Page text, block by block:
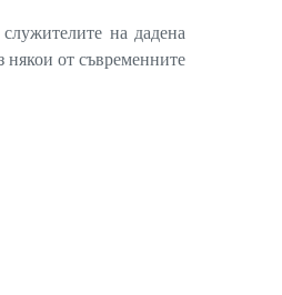
на дадена
някои от съвременните